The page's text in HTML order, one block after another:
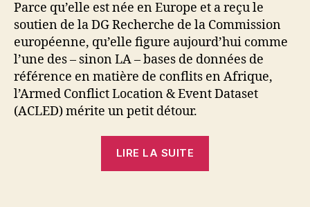
Parce qu’elle est née en Europe et a reçu le
soutien de la DG Recherche de la Commission
européenne, qu’elle figure aujourd’hui comme
l’une des – sinon LA – bases de données de
référence en matière de conflits en Afrique,
l’Armed Conflict Location & Event Dataset
(ACLED) mérite un petit détour.
LIRE LA SUITE